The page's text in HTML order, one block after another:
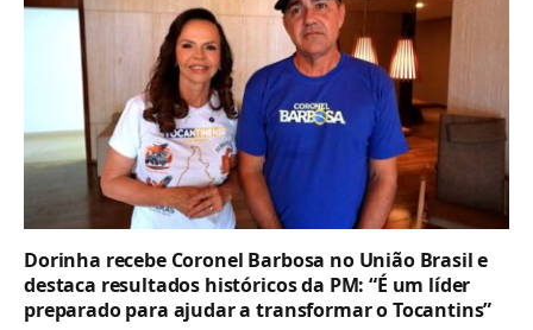
Dorinha recebe Coronel Barbosa no União Brasil e
destaca resultados históricos da PM: “É um líder
preparado para ajudar a transformar o Tocantins”